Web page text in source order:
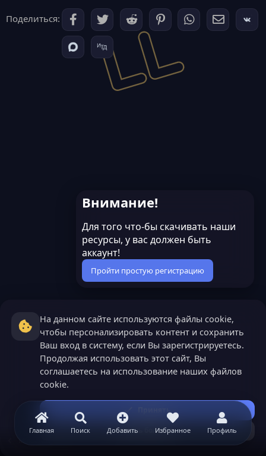
Главная Поиск Добавить Избранное Профиль
Поделиться:
Внимание!
Для того что-бы скачивать наши
ресурсы, у вас должен быть
аккаунт!
Пройти простую регистрацию
На данном сайте используются файлы cookie,
чтобы персонализировать контент и сохранить
Ваш вход в систему, если Вы зарегистрируетесь.
Продолжая использовать этот сайт, Вы
соглашаетесь на использование наших файлов
cookie.
Принять
Узнать больше...